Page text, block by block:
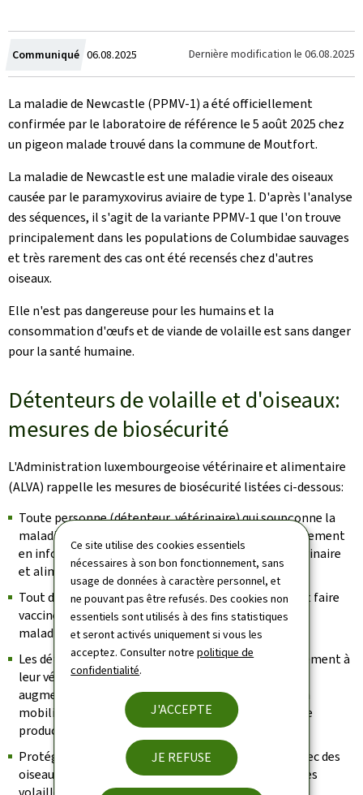
Ce site utilise des cookies essentiels
nécessaires à son bon fonctionnement, sans
usage de données à caractère personnel, et
ne pouvant pas être refusés. Des cookies non
essentiels sont utilisés à des fins statistiques
et seront activés uniquement si vous les
acceptez. Consulter notrepolitique de
confidentialité.
J'ACCEPTE
JE REFUSE
Communiqué Crée
le
06.08.2025 Dernière modification le 06.08.2025
La maladie de Newcastle (PPMV-1) a été officiellement
confirmée par le laboratoire de référence le 5 août 2025 chez
un pigeon malade trouvé dans la commune de Moutfort.
La maladie de Newcastle est une maladie virale des oiseaux
causée par le paramyxovirus aviaire de type 1. D'après l'analyse
des séquences, il s'agit de la variante PPMV-1 que l'on trouve
principalement dans les populations de Columbidae sauvages
et très rarement des cas ont été recensés chez d'autres
oiseaux.
Elle n'est pas dangereuse pour les humains et la
consommation d'œufs et de viande de volaille est sans danger
pour la santé humaine.
Détenteurs de volaille et d'oiseaux:
mesures de biosécurité
L'Administration luxembourgeoise vétérinaire et alimentaire
(ALVA) rappelle les mesures de biosécurité listées ci-dessous:
Toute personne (détenteur, vétérinaire) qui soupçonne la
maladie de Newcastle chez un oiseau, doit immédiatement
en informer l'Administration luxembourgeoise vétérinaire
et alimentaire (ALVA).
Tout détenteur de volaille, commercial et loisir, peut faire
vacciner ses animaux contre l'agent pathogène de la
maladie de Newcastle.
Les détenteurs d'oiseaux doivent signaler immédiatement à
leur vétérinaire toute anomalie (entre autres,
augmentation du taux de mortalité, diminution de la
mobilité, modifications significatives des données de
production, troubles neurologiques).
Protégez vos oiseaux du contact direct et indirect avec des
oiseaux sauvages: L'abreuvement et le nourrissage des